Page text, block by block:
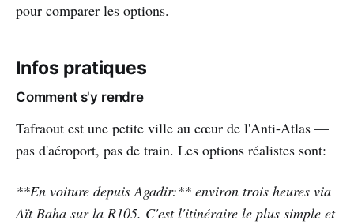
pour comparer les options.
Infos pratiques
Comment s'y rendre
Tafraout est une petite ville au cœur de l'Anti-Atlas —
pas d'aéroport, pas de train. Les options réalistes sont:
**En voiture depuis Agadir:** environ trois heures via
Aït Baha sur la R105. C'est l'itinéraire le plus simple et